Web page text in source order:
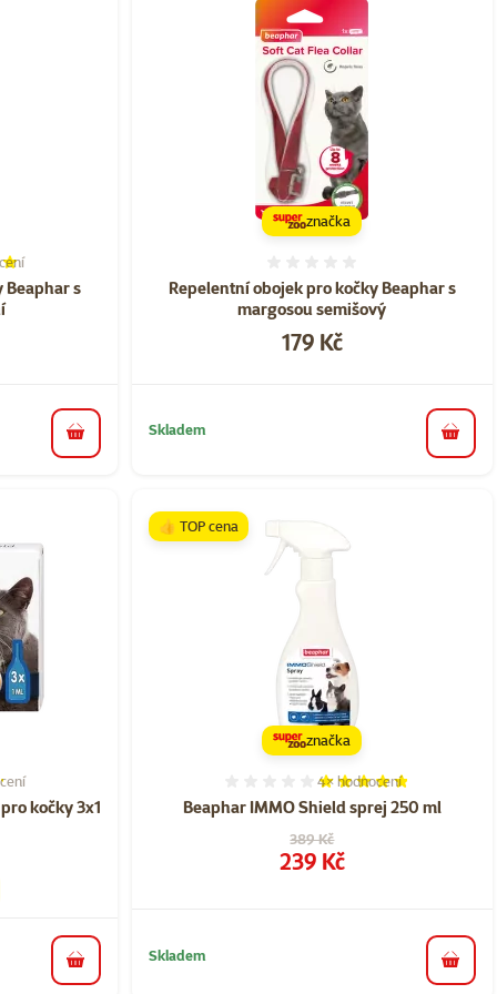
Beaphar s
80%, počet hodnocení: 1
do košíku
Repelentní obojek pro kočky Beaphar s
margosou semišový
Cena
179 Kč
značka
Skladem
do
kočky 3x1
64%, počet hodnocení: 9
do košíku
Beaphar IMMO Shield sprej 250 ml
Hodnocení 95%, počet
4× hodnocení
Původní cena
389 Kč
Cena
239 Kč
👍 TOP cena
značka
Skladem
do